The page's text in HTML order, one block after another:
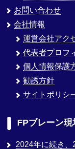
お問い合わせ
会社情報
運営会社アク
代表者プロフ
個人情報保護
勧誘方針
サイトポリシ
FPブレーン現
2024年に続き、